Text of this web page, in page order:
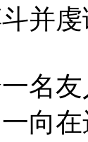
并
名
向